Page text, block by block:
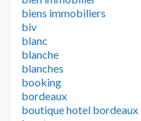
biens immobiliers
biv
blanc
blanche
blanches
booking
bordeaux
boutique hotel bordeaux